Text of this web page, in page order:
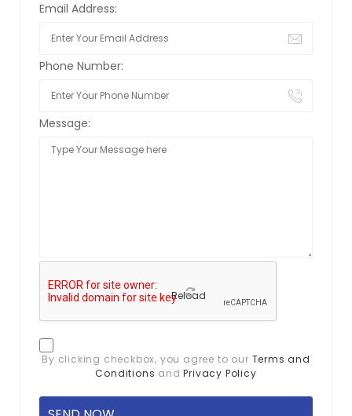
Email Address:
Phone Number:
Message:
Reload
By clicking checkbox, you agree to our Terms and
Conditions andPrivacy Policy